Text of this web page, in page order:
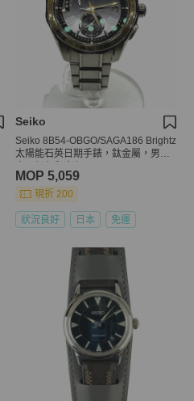
Seiko
Seiko 8B54-OBGO/SAGA186 Brightz
太陽能石英日期手錶，鈦金屬，男
MOP 5,059
現折 200
狀況良好 日本 免運